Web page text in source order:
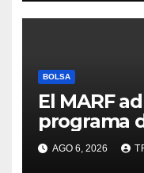
BOLSA
El MARF
programa
Seresco
euros
AGO 6, 2026